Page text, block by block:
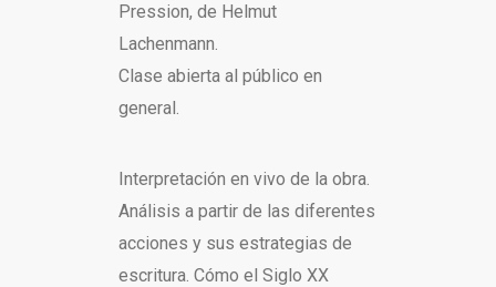
Pression, de Helmut
Lachenmann.
Clase abierta al público en
general.
Interpretación en vivo de la obra.
Análisis a partir de las diferentes
acciones y sus estrategias de
escritura. Cómo el Siglo XX